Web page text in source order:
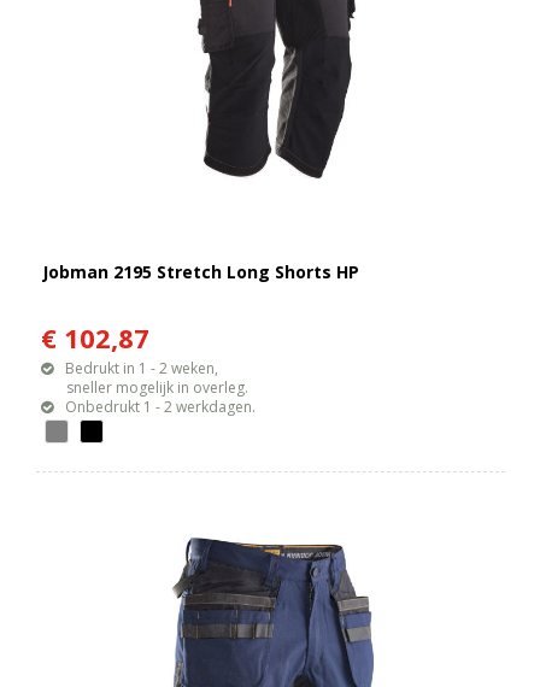
Jobman 2195 Stretch Long Shorts HP
€ 102,87
Bedrukt in 1 - 2 weken,
sneller mogelijk in overleg.
Onbedrukt 1 - 2 werkdagen.